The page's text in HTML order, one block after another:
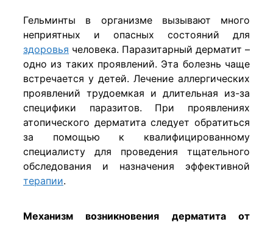
Гельминты в организме вызывают много
неприятных и опасных состояний для
здоровья человека. Паразитарный дерматит –
одно из таких проявлений. Эта болезнь чаще
встречается у детей. Лечение аллергических
проявлений трудоемкая и длительная из-за
специфики паразитов. При проявлениях
атопического дерматита следует обратиться
за помощью к квалифицированному
специалисту для проведения тщательного
обследования и назначения эффективной
терапии.
Механизм возникновения дерматита от